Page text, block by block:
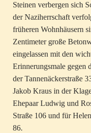
Steinen verbergen sich
der Naziherrschaft
früheren Wohnhäusern
Zentimeter große
eingelassen mit den
Erinnerungsmale gegen
der Tannenäckerstraße
Jakob Kraus in der
Ehepaar Ludwig und
Straße 106 und für
86.